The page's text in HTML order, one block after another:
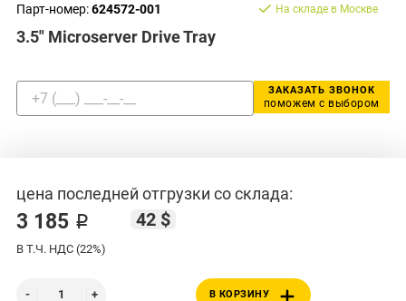
Парт-номер:624572-001
3.5" Microserver Drive Tray
На складе в Москве
ЗАКАЗАТЬ ЗВОНОК
поможем с выбором
цена последней отгрузки со склада:
3 185 ₽ 42 $
В Т.Ч. НДС (22%)
В КОРЗИНУ